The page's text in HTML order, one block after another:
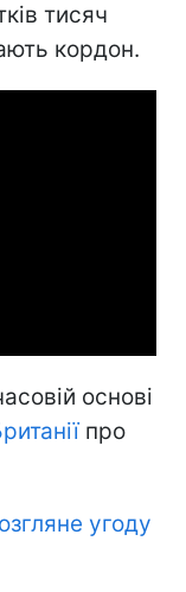
тисяч
кордон.
основі
про
угоду